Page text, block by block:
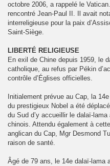
octobre 2006, a rappelé le
rencontré Jean-Paul II. Il avait
interreligieuse pour la paix
Saint-Siège.
LIBERTÉ RELIGIEUSE
En exil de Chine depuis 1959, le
catholique, au refus par Pékin
contrôle d’Églises officielles.
Initialement prévue au Cap, la
du prestigieux Nobel a été
du Sud d’y accueillir le dalaï-
chinois. Attendu également à
anglican du Cap, Mgr Desmond
raison de santé.
Âgé de 79 ans, le 14e dalaï-lama